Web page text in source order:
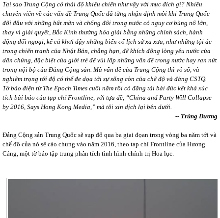
Tại sao Trung Cộng có thái độ khiêu chiến như vậy với mục đích gì? Nhiều
chuyên viên về các vấn đề Trung Quốc đã từng nhận định mỗi khi Trung Quốc
đối đầu với những bất mãn và chống đối trong nước có nguy cơ bùng nổ lớn,
thay vì giải quyết, Bắc Kinh thường hóa giải bằng những chính sách, hành
động đối ngoại, kể cả khơi dậy những biến cố lịch sử xa xưa, như những tội ác
trong chiến tranh của Nhật Bản, chẳng hạn, để khích động lòng yêu nước của
dân chúng, đặc biệt của giới trẻ để vùi lấp những vấn đề trong nước hay rạn nứt
trong nội bộ của Đảng Cộng sản. Mà vấn đề của Trung Cộng thì vô số, và
nghiêm trọng tới độ có thể đe dọa tới sự sống còn của chế độ và đảng CSTQ.
Tờ báo điện tử The Epoch Times cuối năm rồi có đăng tải bài đúc kết khá xúc
tích bài báo của tạp chí Frontline, với tựa đề, “China and Party Will Collapse
by 2016, Says Hong Kong Media,” mà tôi xin dịch lại bên dưới.
-- Trùng Dương
Đảng Cộng sản Trung Quốc sẽ sụp đổ qua ba giai đọan trong vòng ba năm tới và
chế độ của nó sẽ cáo chung vào năm 2016, theo tạp chí Frontline của Hương
Cảng, một tờ báo tập trung phân tích tình hình chính trị Hoa lục.